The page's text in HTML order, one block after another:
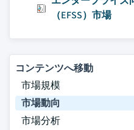
（EFSS）市場
コンテンツへ移動
市場規模
市場動向
市場分析